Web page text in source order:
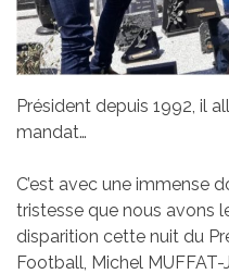
Président depuis 1992, il
mandat…
C’est avec une immense
tristesse que nous avons
disparition cette nuit du
Football, Michel MUFFAT-